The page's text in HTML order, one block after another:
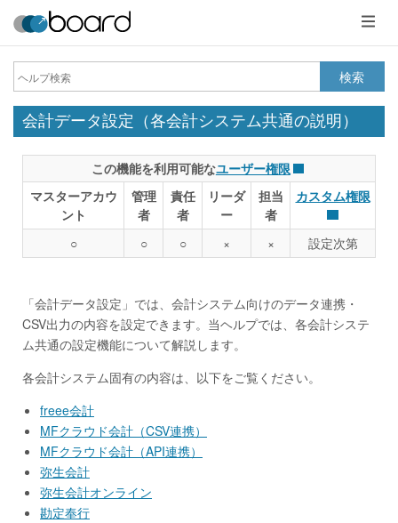
メ
ニ
ュ
ー
検索
会計データ設定（各会計システム共通の説明）
この機能を利用可能なユーザー権限
マスターアカウ
ント
管理
者
責任
者
リーダ
ー
担当
者
カスタム権限
○ ○ ○ × × 設定次第
「会計データ設定」では、会計システム向けのデータ連携・
CSV出力の内容を設定できます。当ヘルプでは、各会計システ
ム共通の設定機能について解説します。
各会計システム固有の内容は、以下をご覧ください。
freee会計
MFクラウド会計（CSV連携）
MFクラウド会計（API連携）
弥生会計
弥生会計オンライン
勘定奉行